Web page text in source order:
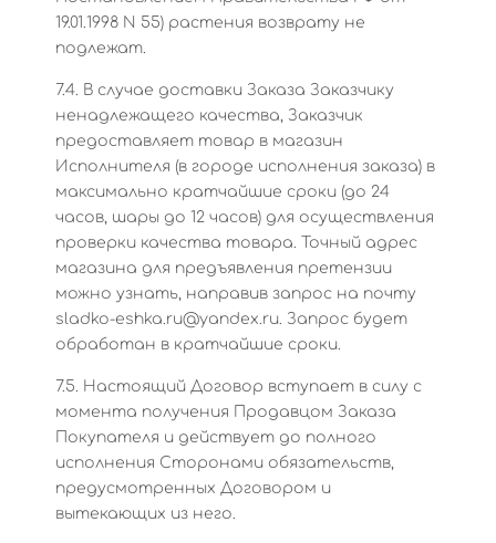
19.01.1998 N 55) растения возврату не
подлежат.
7.4. В случае доставки Заказа Заказчику
ненадлежащего качества, Заказчик
предоставляет товар в магазин
Исполнителя (в городе исполнения заказа) в
максимально кратчайшие сроки (до 24
часов, шары до 12 часов) для осуществления
проверки качества товара. Точный адрес
магазина для предъявления претензии
можно узнать, направив запрос на почту
sladko-eshka.ru@yandex.ru. Запрос будет
обработан в кратчайшие сроки.
7.5. Настоящий Договор вступает в силу с
момента получения Продавцом Заказа
Покупателя и действует до полного
исполнения Сторонами обязательств,
предусмотренных Договором и
вытекающих из него.